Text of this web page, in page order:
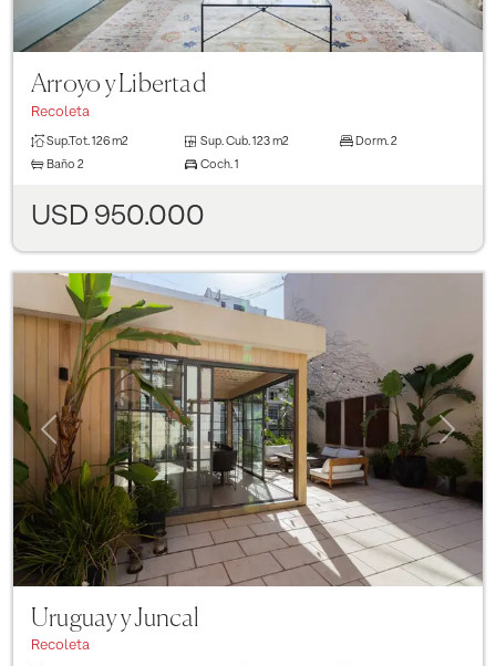
Arroyo y Libertad
Recoleta
Sup.Tot. 126 m2 Sup. Cub. 123 m2 Dorm. 2
Baño 2 Coch. 1
USD 950.000
Previous Next
Uruguay y Juncal
Recoleta